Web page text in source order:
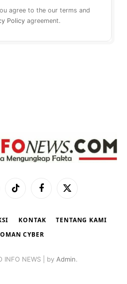
agree to the our terms and
Policyagreement.
TikTok Facebook
X
KONTAK
TENTANG KAMI
CYBER
INFO NEWS | by Admin.